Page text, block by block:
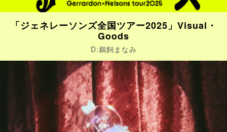
「ジェネレーソンズ全国ツアー2025」Visual・
Goods
D:鵜飼まなみ